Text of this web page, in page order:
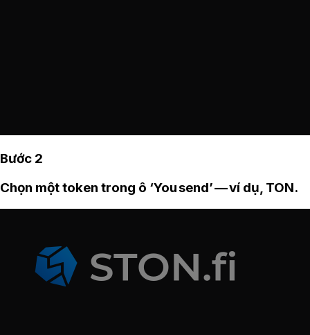
Bước 2
Chọn một token trong ô ‘You send’ — ví dụ, TON.